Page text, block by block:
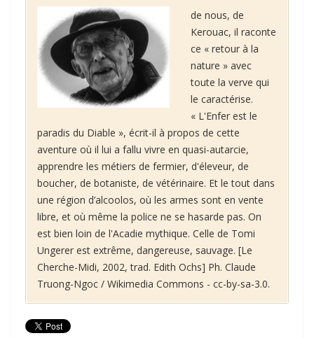
de nous, de
Kerouac, il raconte
ce « retour à la
nature » avec
toute la verve qui
le caractérise.
« L'Enfer est le
paradis du Diable », écrit-il à propos de cette
aventure où il lui a fallu vivre en quasi-autarcie,
apprendre les métiers de fermier, d'éleveur, de
boucher, de botaniste, de vétérinaire. Et le tout dans
une région d’alcoolos, où les armes sont en vente
libre, et où même la police ne se hasarde pas. On
est bien loin de l'Acadie mythique. Celle de Tomi
Ungerer est extrême, dangereuse, sauvage. [Le
Cherche-Midi, 2002, trad. Edith Ochs] Ph. Claude
Truong-Ngoc / Wikimedia Commons - cc-by-sa-3.0.